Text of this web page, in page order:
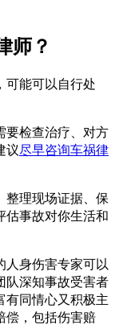
师？
可能可以自行处
要检查治疗、对方
议尽早咨询车祸律
整理现场证据、保
估事故对你生活和
人身伤害专家可以
队深知事故受害者
有同情心又积极主
偿，包括伤害赔